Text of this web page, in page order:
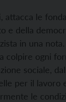
attacca le
e della
in una
colpire ogni
sociale,
per il lavoro
le